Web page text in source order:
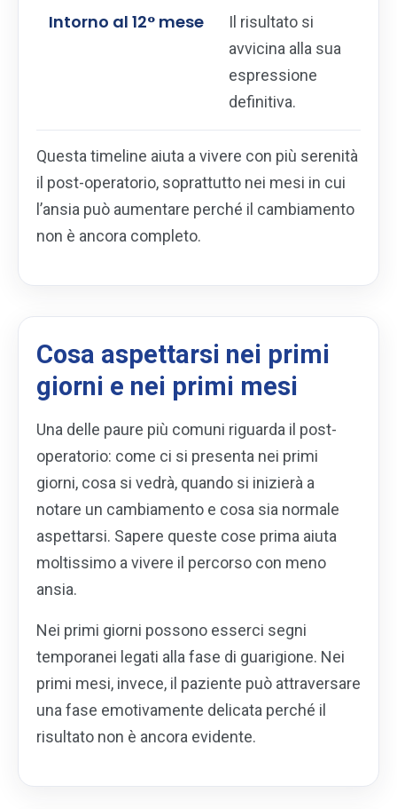
Intorno al 12° mese
Il risultato si
avvicina alla sua
espressione
definitiva.
Questa timeline aiuta a vivere con più serenità
il post-operatorio, soprattutto nei mesi in cui
l’ansia può aumentare perché il cambiamento
non è ancora completo.
Cosa aspettarsi nei primi
giorni e nei primi mesi
Una delle paure più comuni riguarda il post-
operatorio: come ci si presenta nei primi
giorni, cosa si vedrà, quando si inizierà a
notare un cambiamento e cosa sia normale
aspettarsi. Sapere queste cose prima aiuta
moltissimo a vivere il percorso con meno
ansia.
Nei primi giorni possono esserci segni
temporanei legati alla fase di guarigione. Nei
primi mesi, invece, il paziente può attraversare
una fase emotivamente delicata perché il
risultato non è ancora evidente.